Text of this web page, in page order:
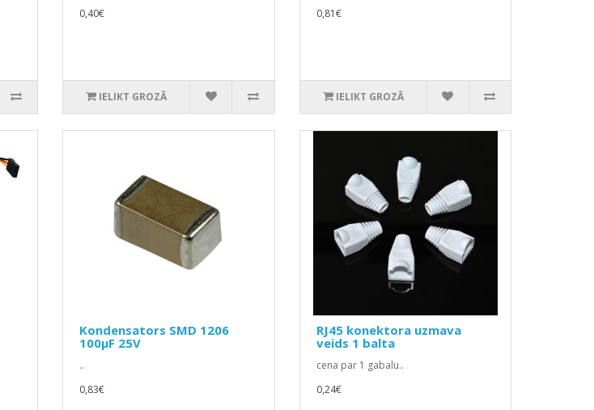
0,40€
IELIKT GROZĀ
0,81€
IELIKT GROZĀ
Kondensators SMD 1206
100µF 25V
..
0,83€
RJ45 konektora uzmava
veids 1 balta
cena par 1 gabalu..
0,24€